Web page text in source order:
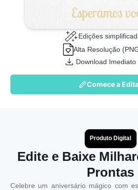
Edições
Alta Resolução
Download Imediato
Comece a
Produto Digital
Edite e Baixe
Prontas
Celebre um aniversário mágico com